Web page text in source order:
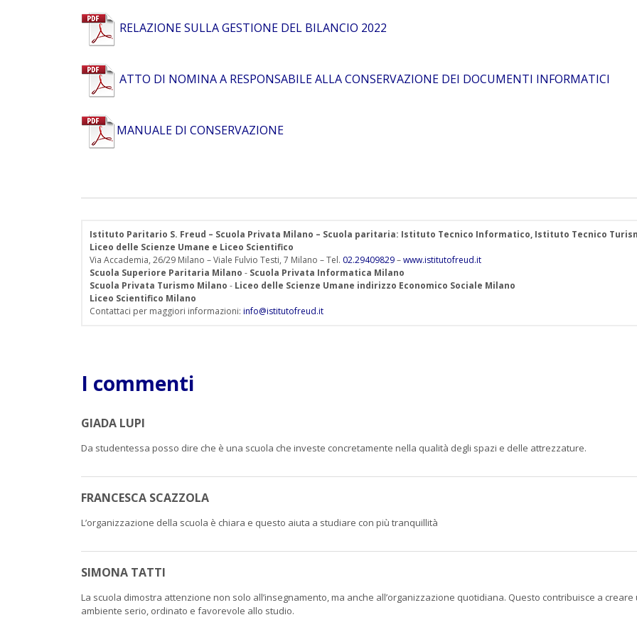
RELAZIONE SULLA GESTIONE DEL BILANCIO 2022
ATTO DI NOMINA A RESPONSABILE ALLA CONSERVAZIONE DEI DOCUMENTI INFORMATICI
MANUALE DI CONSERVAZIONE
Istituto Paritario S. Freud – Scuola Privata Milano – Scuola paritaria: Istituto Tecnico Informatico, Istituto Tecnico
Liceo delle Scienze Umane e Liceo Scientifico
Via Accademia, 26/29 Milano – Viale Fulvio Testi, 7 Milano – Tel. 02.29409829–www.istitutofreud.it
Scuola Superiore Paritaria Milano - Scuola Privata Informatica Milano
Scuola Privata Turismo Milano - Liceo delle Scienze Umane indirizzo Economico Sociale Milano
Liceo Scientifico Milano
Contattaci per maggiori informazioni: info@istitutofreud.it
I commenti
GIADA LUPI
Da studentessa posso dire che è una scuola che investe concretamente nella qualità degli spazi e delle attrezzature.
FRANCESCA SCAZZOLA
L’organizzazione della scuola è chiara e questo aiuta a studiare con più tranquillità
SIMONA TATTI
La scuola dimostra attenzione non solo all’insegnamento, ma anche all’organizzazione quotidiana. Questo contribuisce a creare
ambiente serio, ordinato e favorevole allo studio.